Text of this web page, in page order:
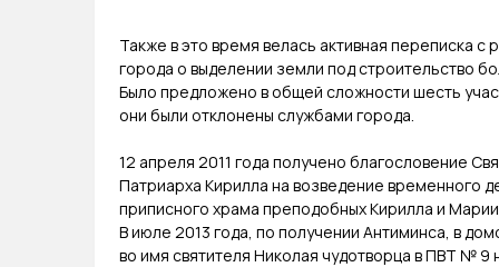
Также в это время велась активная переписка с
города о выделении земли под строительство
Было предложено в общей сложности шесть
они были отклонены службами города.
12 апреля 2011 года получено благословение
Патриарха Кирилла на возведение временного
приписного храма преподобных Кирилла и
В июле 2013 года, по получении Антиминса, в
во имя святителя Николая чудотворца в ПВТ № 9